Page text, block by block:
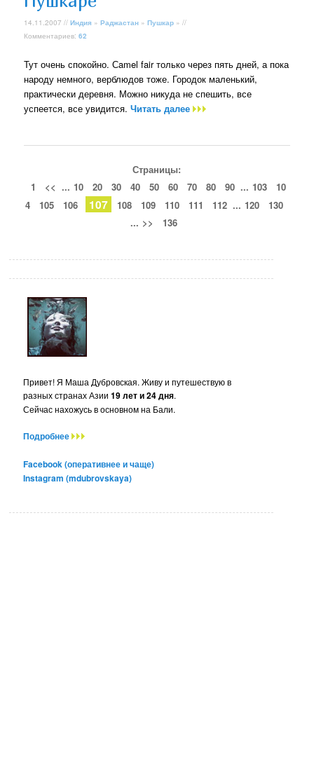
14.11.2007 //Индия »Раджастан »Пушкар » //
Комментариев:62
Тут очень спокойно. Сamel fair только через пять дней, а пока
народу немного, верблюдов тоже. Городок маленький,
практически деревня. Можно никуда не спешить, все
успеется, все увидится.Читать далее
Страницы:
1
<< ... 10 20 30 40 50 60 70 80 90 ... 103
10
4
105 106 107 108 109 110 111 112 ... 120
130
... >> 136
Привет! Я Маша Дубровская. Живу и путешествую в
разных странах Азии19 лет и 24 дня.
Сейчас нахожусь в основном на Бали.
Подробнее
Facebook (оперативнее и чаще)
Instagram (mdubrovskaya)